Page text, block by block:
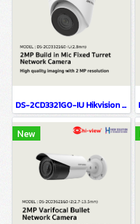
DS-2CD3321G0-IU Hikvision 2MP Build in Mic Fixed Turret Network Camera IP Camera CCTV Camera (2.8mm)
New